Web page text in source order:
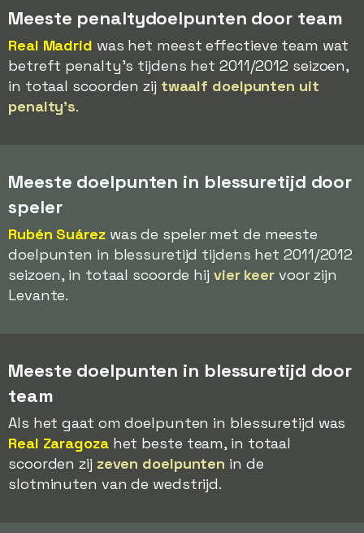
Meeste penaltydoelpunten door team
Real Madrid was het meest effectieve team wat
betreft penalty's tijdens het 2011/2012 seizoen,
in totaal scoorden zij twaalf doelpunten uit
penalty's.
Meeste doelpunten in blessuretijd door
speler
Rubén Suárezwas de speler met de meeste
doelpunten in blessuretijd tijdens het 2011/2012
seizoen, in totaal scoorde hij vier keer voor zijn
Levante.
Meeste doelpunten in blessuretijd door
team
Als het gaat om doelpunten in blessuretijd was
Real Zaragozahet beste team, in totaal
scoorden zij zeven doelpunten in de
slotminuten van de wedstrijd.